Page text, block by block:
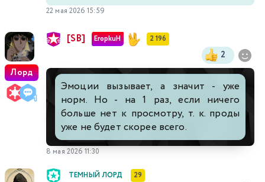
22 мая 2026 15:59
Лорд
[SB] EropkuH 2 196
2
Эмоции вызывает, а значит - уже
норм. Но - на 1 раз, если ничего
больше нет к просмотру, т. к. проды
уже не будет скорее всего.
8 мая 2026 11:30
ТЕМНЫЙ ЛОРД 29